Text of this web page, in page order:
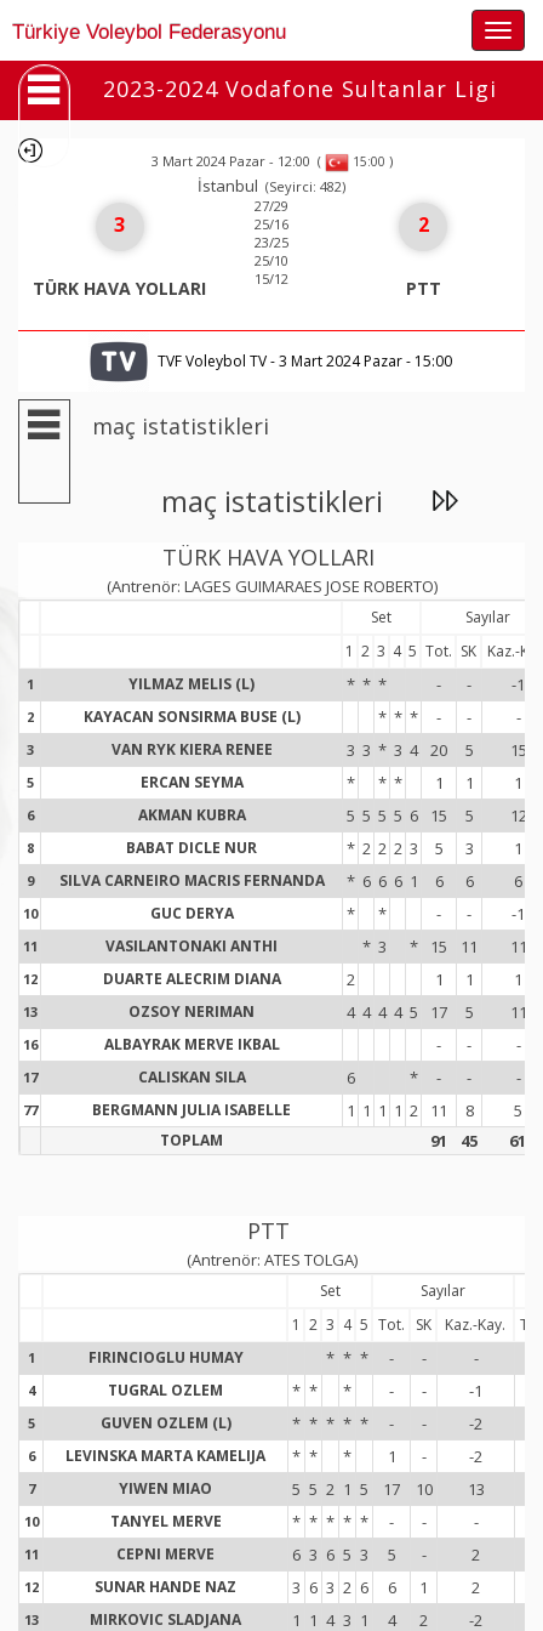
Türkiye Voleybol Federasyonu
2023-2024 Vodafone Sultanlar Ligi
3 Mart 2024 Pazar - 12:00 ( 15:00 )
İstanbul (Seyirci: 482)
3
TÜRK HAVA YOLLARI
27/29
25/16
23/25
25/10
15/12
2
PTT
TVF Voleybol TV - 3 Mart 2024 Pazar - 15:00
maç istatistikleri
maç istatistikleri
TÜRK HAVA YOLLARI
(Antrenör: LAGES GUIMARAES JOSE ROBERTO)
Set
Sayılar
1 2 3 4 5 Tot. SK Kaz.-
1 YILMAZ MELIS (L) * * * - - -1
2 KAYACAN SONSIRMA BUSE (L) * * * - - -
3 VAN RYK KIERA RENEE 3 3 * 3 4 20 5 15
5 ERCAN SEYMA * * * 1 1 1
6 AKMAN KUBRA 5 5 5 5 6 15 5 12
8 BABAT DICLE NUR * 2 2 2 3 5 3 1
9 SILVA CARNEIRO MACRIS FERNANDA * 6 6 6 1 6 6 6
10 GUC DERYA * * - - -1
11 VASILANTONAKI ANTHI * 3 * 15 11 11
12 DUARTE ALECRIM DIANA 2 1 1 1
13 OZSOY NERIMAN 4 4 4 4 5 17 5 11
16 ALBAYRAK MERVE IKBAL - - -
17 CALISKAN SILA 6 * - - -
77 BERGMANN JULIA ISABELLE 1 1 1 1 2 11 8 5
TOPLAM 91 45 61
PTT
(Antrenör: ATES TOLGA)
Set
Sayılar
1 2 3 4 5 Tot. SK Kaz.-Kay.
1 FIRINCIOGLU HUMAY * * * - - -
4 TUGRAL OZLEM * * * - - -1
5 GUVEN OZLEM (L) * * * * * - - -2
6 LEVINSKA MARTA KAMELIJA * * * 1 - -2
7 YIWEN MIAO 5 5 2 1 5 17 10 13
10 TANYEL MERVE * * * * * - - -
11 CEPNI MERVE 6 3 6 5 3 5 - 2
12 SUNAR HANDE NAZ 3 6 3 2 6 6 1 2
13 MIRKOVIC SLADJANA 1 1 4 3 1 4 2 -2